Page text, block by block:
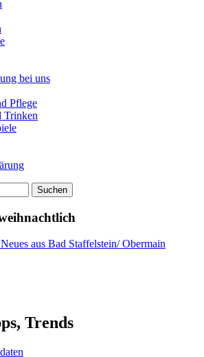
bei uns
Pflege
Trinken
Neues aus Bad Staffelstein/ Obermain
Trends